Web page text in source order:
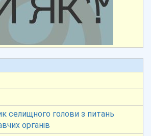
селищного голови з питань
органів